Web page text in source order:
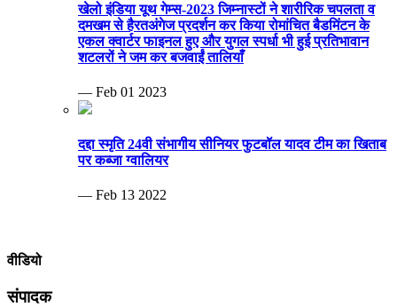
खेलो इंडिया यूथ गेम्स-2023 जिम्नास्टों ने शारीरिक चपलता व
दमखम से हैरतअंगेज प्रदर्शन कर किया रोमांचित बैडमिंटन के
एकल क्वार्टर फाइनल हुए और युगल स्पर्धा भी हुई प्रतिभावान
शटलरों ने जम कर बजवाईं तालियाँ
— Feb 01 2023
दद्दा स्मृति 24वी संभागीय सीनियर फुटबॉल यादव टीम का खिताब
पर कब्जा ग्वालियर
— Feb 13 2022
वीडियो
संपादक